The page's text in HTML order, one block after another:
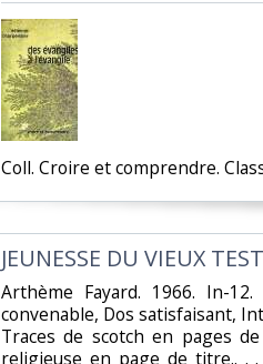
‎Coll. Croire et comprendre.
‎JEUNESSE DU VIEUX
‎Arthème Fayard. 1966. In-
convenable, Dos satisfaisant,
Traces de scotch en pages
religieuse en page de titre.. .